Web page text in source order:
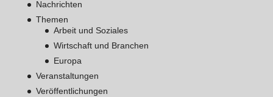
Nachrichten
Themen
Arbeit und Soziales
Wirtschaft und Branchen
Europa
Veranstaltungen
Veröffentlichungen